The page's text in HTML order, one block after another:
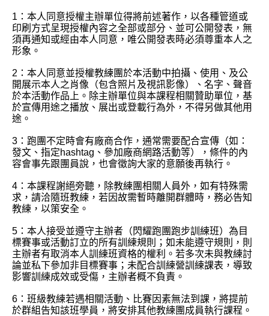
1：本人同意授權主辦單位得將前述著作，以各種管道或
印刷方式呈現授權內容之全部或部分、並可公開發表，無
須再通知或經由本人同意，唯公開發表時必須尊重本人之
形象。
2：本人同意並授權教練團於本活動中拍攝、使用、及公
開展示本人之肖像（包含照片及視訊影像）、名字、聲音
於本活動作品上。除主辦單位與本課程相關贊助單位，基
於宣傳用途之播放、展出或登載行為外，不得另做其他用
途。
3：跑團不定時會有廠商合作，通常需要配合宣傳（如：
發文、指定hashtag、參加廠商網路活動等），條件的內
容會事先跟團員說，也會徵詢大家的意願後再執行。
4：本課程謝絕旁聽，除教練團相關人員外，如有特殊需
求，請洽隨班教練，若因故需暫時離開群體時，務必告知
教練，以策安全。
5：本人接受並遵守主辦者（閃耀跑團跑步訓練班）為目
標賽事或活動訂立的所有訓練規則；如未能遵守規則，則
主辦者有取消本人訓練班資格的權利。若多次未與教練討
論並私下參加非目標賽事；未配合訓練營訓練課表，導致
影響訓練成效或受傷，主辦者概不負責。
6：班級教練若遇相關活動、比賽因素無法到課，將提前
於群組告知該班學員，將安排其他教練團成員執行課程。